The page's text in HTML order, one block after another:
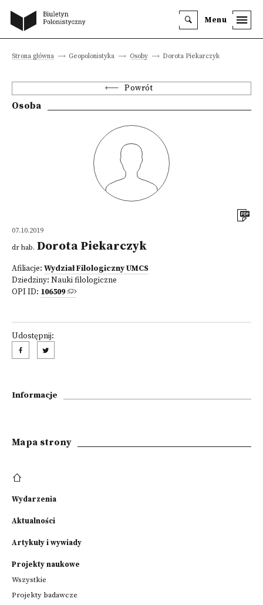
Menu
Strona główna Geopolonistyka Osoby Dorota Piekarczyk
Powrót
Osoba
07.10.2019
dr hab. Dorota Piekarczyk
Afiliacje: Wydział Filologiczny UMCS
Dziedziny: Nauki filologiczne
OPI ID: 106509
Udostępnij:
Informacje
Mapa strony
Wydarzenia
Aktualności
Artykuły i wywiady
Projekty naukowe
Wszystkie
Projekty badawcze